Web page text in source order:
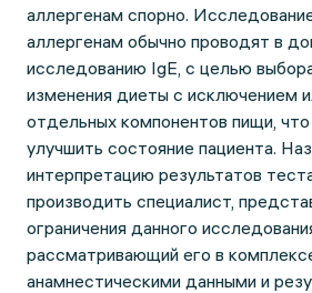
аллергенам спорно.
аллергенам обычно проводят в
исследованию IgE, с целью
изменения диеты с исключением
отдельных компонентов пищи,
улучшить состояние пациента.
интерпретацию результатов
производить специалист,
ограничения данного
рассматривающий его в
анамнестическими данными и